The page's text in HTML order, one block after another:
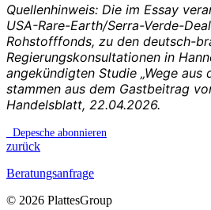
Quellenhinweis: Die im Essay
USA-Rare-Earth/Serra-Verde-
Rohstofffonds, zu den deutsch-
Regierungskonsultationen in
angekündigten Studie „Wege aus
stammen aus dem Gastbeitrag
Handelsblatt, 22.04.2026.
Depesche abonnieren
zurück
Beratungsanfrage
© 2026 PlattesGroup